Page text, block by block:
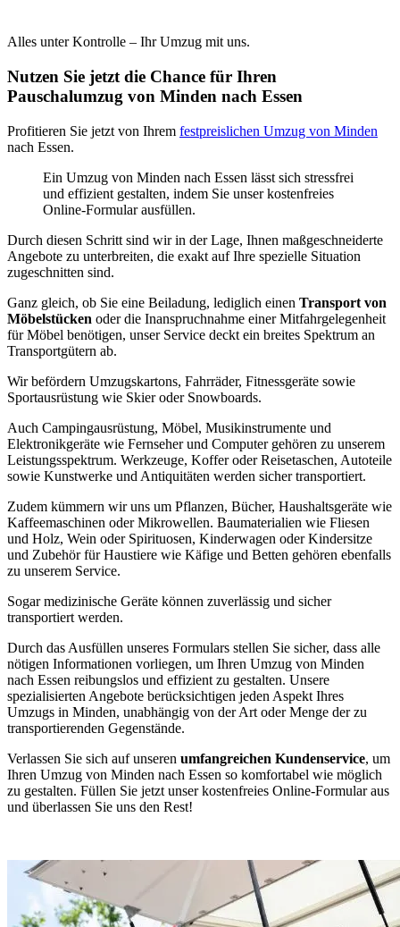
Alles unter Kontrolle – Ihr Umzug mit uns.
Nutzen Sie jetzt die Chance für Ihren
Pauschalumzug von Minden nach Essen
Profitieren Sie jetzt von Ihrem festpreislichen Umzug von Minden
nach Essen.
Ein Umzug von Minden nach Essen lässt sich stressfrei
und effizient gestalten, indem Sie unser kostenfreies
Online-Formular ausfüllen.
Durch diesen Schritt sind wir in der Lage, Ihnen maßgeschneiderte
Angebote zu unterbreiten, die exakt auf Ihre spezielle Situation
zugeschnitten sind.
Ganz gleich, ob Sie eine Beiladung, lediglich einen Transport von
Möbelstücken oder die Inanspruchnahme einer Mitfahrgelegenheit
für Möbel benötigen, unser Service deckt ein breites Spektrum an
Transportgütern ab.
Wir befördern Umzugskartons, Fahrräder, Fitnessgeräte sowie
Sportausrüstung wie Skier oder Snowboards.
Auch Campingausrüstung, Möbel, Musikinstrumente und
Elektronikgeräte wie Fernseher und Computer gehören zu unserem
Leistungsspektrum. Werkzeuge, Koffer oder Reisetaschen, Autoteile
sowie Kunstwerke und Antiquitäten werden sicher transportiert.
Zudem kümmern wir uns um Pflanzen, Bücher, Haushaltsgeräte wie
Kaffeemaschinen oder Mikrowellen. Baumaterialien wie Fliesen
und Holz, Wein oder Spirituosen, Kinderwagen oder Kindersitze
und Zubehör für Haustiere wie Käfige und Betten gehören ebenfalls
zu unserem Service.
Sogar medizinische Geräte können zuverlässig und sicher
transportiert werden.
Durch das Ausfüllen unseres Formulars stellen Sie sicher, dass alle
nötigen Informationen vorliegen, um Ihren Umzug von Minden
nach Essen reibungslos und effizient zu gestalten. Unsere
spezialisierten Angebote berücksichtigen jeden Aspekt Ihres
Umzugs in Minden, unabhängig von der Art oder Menge der zu
transportierenden Gegenstände.
Verlassen Sie sich auf unseren umfangreichen Kundenservice, um
Ihren Umzug von Minden nach Essen so komfortabel wie möglich
zu gestalten. Füllen Sie jetzt unser kostenfreies Online-Formular aus
und überlassen Sie uns den Rest!